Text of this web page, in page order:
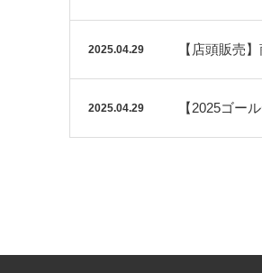
2025.04.29 【店頭販売
2025.04.29 【2025ゴー